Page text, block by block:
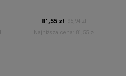
81,55 zł 95,94 zł
Najniższa cena:
81,55 zł